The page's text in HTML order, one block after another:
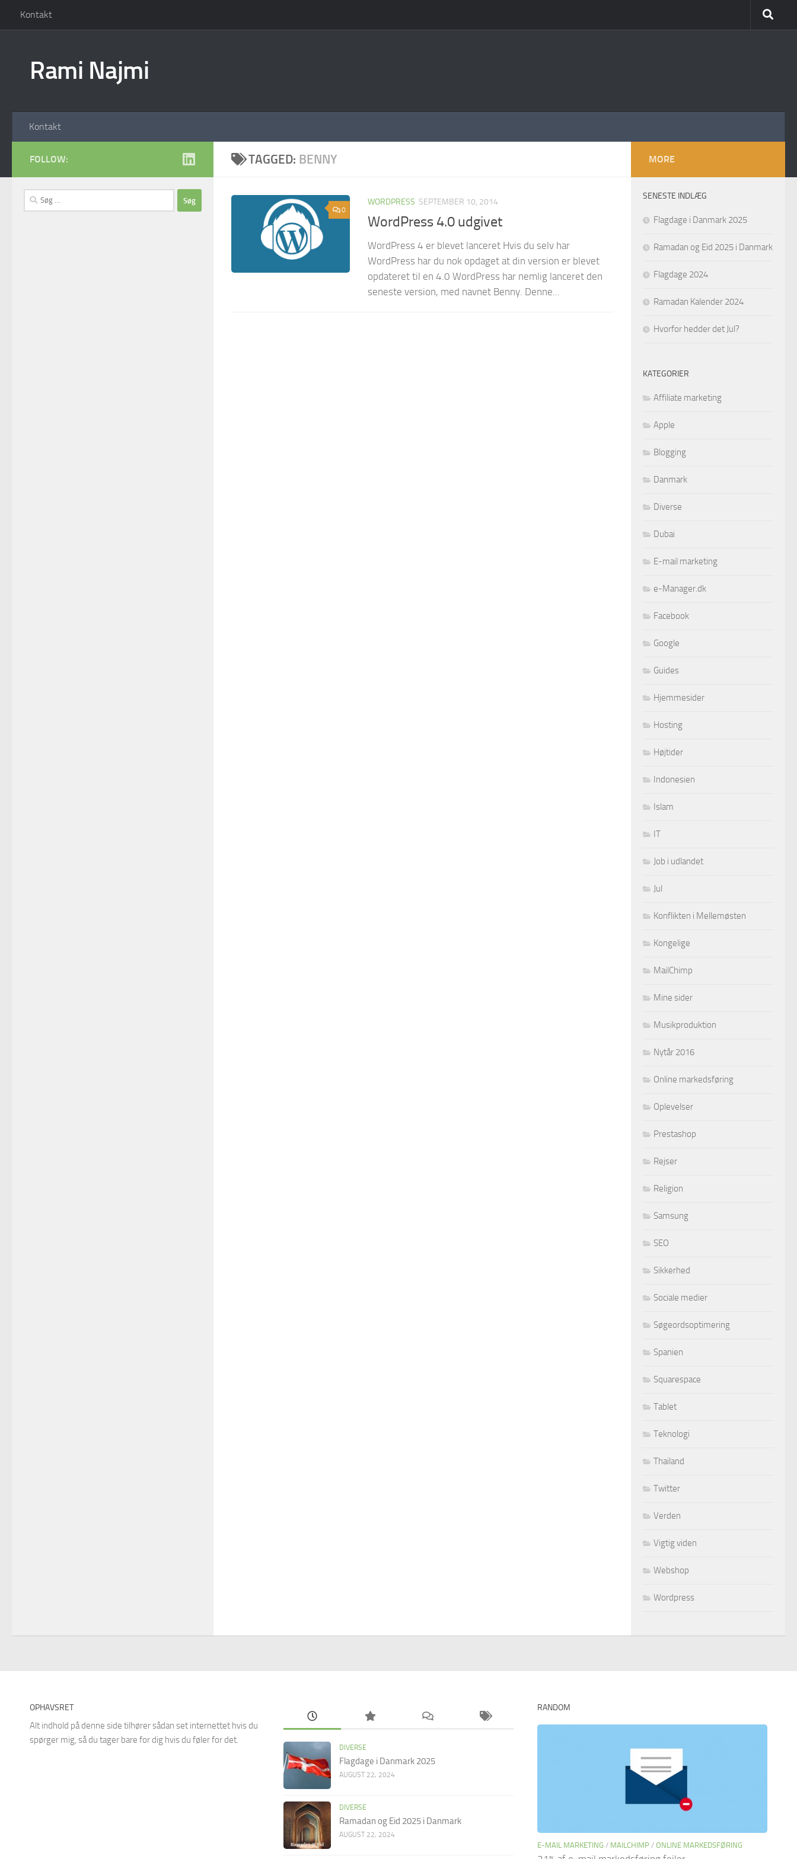
Skip to content
Kontakt
Rami Najmi
Kontakt
TAGGED: BENNY
0
WORDPRESS SEPTEMBER 10, 2014
WordPress 4.0 udgivet
WordPress 4 er blevet lanceret Hvis du selv har
WordPress har du nok opdaget at din version er blevet
opdateret til en 4.0 WordPress har nemlig lanceret den
seneste version, med navnet Benny. Denne...
FOLLOW:
Søg
efter:
MORE
SENESTE INDLÆG
Flagdage i Danmark 2025
Ramadan og Eid 2025 i Danmark
Flagdage 2024
Ramadan Kalender 2024
Hvorfor hedder det Jul?
KATEGORIER
Affiliate marketing
Apple
Blogging
Danmark
Diverse
Dubai
E-mail marketing
e-Manager.dk
Facebook
Google
Guides
Hjemmesider
Hosting
Højtider
Indonesien
Islam
IT
Job i udlandet
Jul
Konflikten i Mellemøsten
Kongelige
MailChimp
Mine sider
Musikproduktion
Nytår 2016
Online markedsføring
Oplevelser
Prestashop
Rejser
Religion
Samsung
SEO
Sikkerhed
Sociale medier
Søgeordsoptimering
Spanien
Squarespace
Tablet
Teknologi
Thailand
Twitter
Verden
Vigtig viden
Webshop
Wordpress
OPHAVSRET
Alt indhold på denne side tilhører sådan set internettet hvis du
spørger mig, så du tager bare for dig hvis du føler for det.
DIVERSE
Flagdage i Danmark 2025
AUGUST 22, 2024
DIVERSE
Ramadan og Eid 2025 i Danmark
AUGUST 22, 2024
RANDOM
E-MAIL MARKETING / MAILCHIMP/ ONLINE MARKEDSFØRING